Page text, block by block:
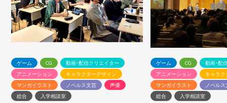
ゲーム CG
動画・配信クリエイター
アニメーション
キャラクターデザイン
マンガイラスト
ノベルス文芸
声優
総合
入学相談室
ゲーム CG
動画・配
アニメーション
キャラ
マンガイラスト
ノベル
総合
入学相談室